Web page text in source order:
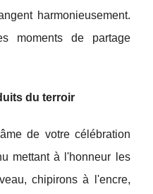
harmonieusement.
moments de partage
du terroir
de votre célébration
mettant à l'honneur les
chipirons à l'encre,